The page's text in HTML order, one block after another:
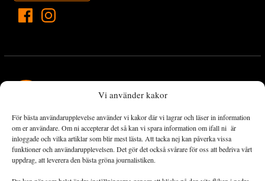
Vi använder kakor
För bästa användarupplevelse använder vi kakor där vi lagrar och läser in information
om er användare. Om ni accepterar det så kan vi spara information om ifall ni är
inloggade och vilka artiklar som blir mest lästa. Att tacka nej kan påverka vissa
funktioner och användarupplevelsen. Det gör det också svårare för oss att bedriva vårt
uppdrag, att leverera den bästa gröna journalistiken.
Landets Fria Tidning är en nyhetstidning med bred bevakning av
det viktigaste som händer lokalt och globalt och med fokus på
omställningsrörelsen. En omställning till ett hållbart samhälle går
både via starka och lika rättigheter för alla människor, minskade
ekonomiska och sociala klyftor, samt utrymme för allt levande att